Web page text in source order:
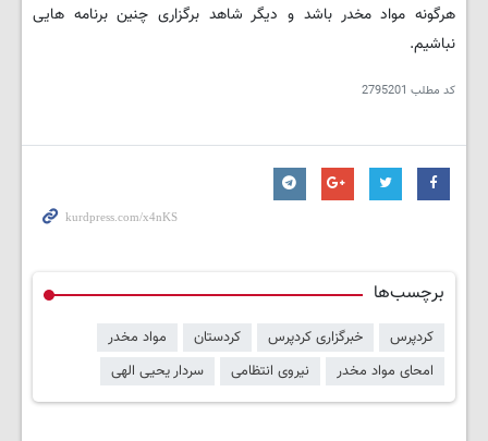
هرگونه مواد مخدر باشد و دیگر شاهد برگزاری چنین برنامه هایی
نباشیم.
کد مطلب 2795201
برچسب‌ها
کردپرس خبرگزاری کردپرس کردستان
مواد مخدر
امحای مواد مخدر
نیروی انتظامی سردار یحیی الهی